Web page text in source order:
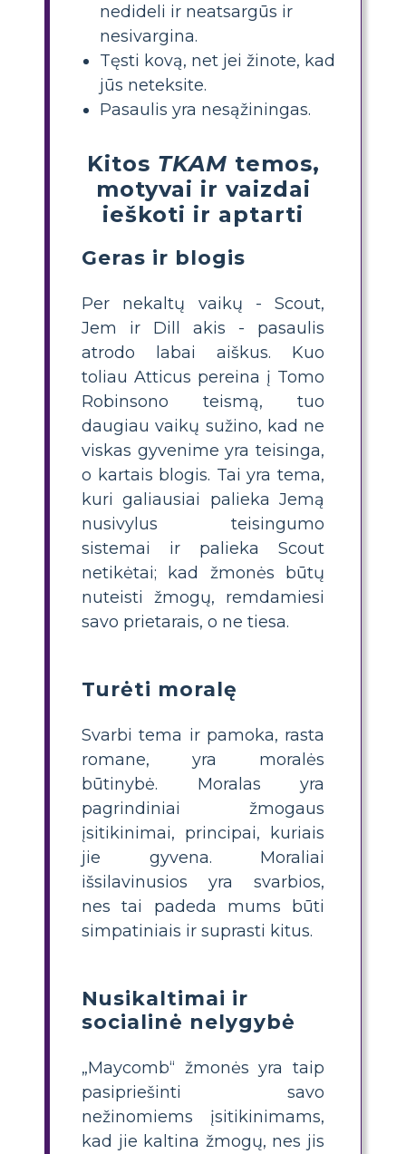
nedideli ir neatsargūs ir
nesivargina.
Tęsti kovą, net jei žinote, kad
jūs neteksite.
Pasaulis yra nesąžiningas.
Kitos TKAM temos,
motyvai ir vaizdai
ieškoti ir aptarti
Geras ir blogis
Per nekaltų vaikų - Scout,
Jem ir Dill akis - pasaulis
atrodo labai aiškus. Kuo
toliau Atticus pereina į Tomo
Robinsono teismą, tuo
daugiau vaikų sužino, kad ne
viskas gyvenime yra teisinga,
o kartais blogis. Tai yra tema,
kuri galiausiai palieka Jemą
nusivylus teisingumo
sistemai ir palieka Scout
netikėtai; kad žmonės būtų
nuteisti žmogų, remdamiesi
savo prietarais, o ne tiesa.
Turėti moralę
Svarbi tema ir pamoka, rasta
romane, yra moralės
būtinybė. Moralas yra
pagrindiniai žmogaus
įsitikinimai, principai, kuriais
jie gyvena. Moraliai
išsilavinusios yra svarbios,
nes tai padeda mums būti
simpatiniais ir suprasti kitus.
Nusikaltimai ir
socialinė nelygybė
„Maycomb“ žmonės yra taip
pasipriešinti savo
nežinomiems įsitikinimams,
kad jie kaltina žmogų, nes jis